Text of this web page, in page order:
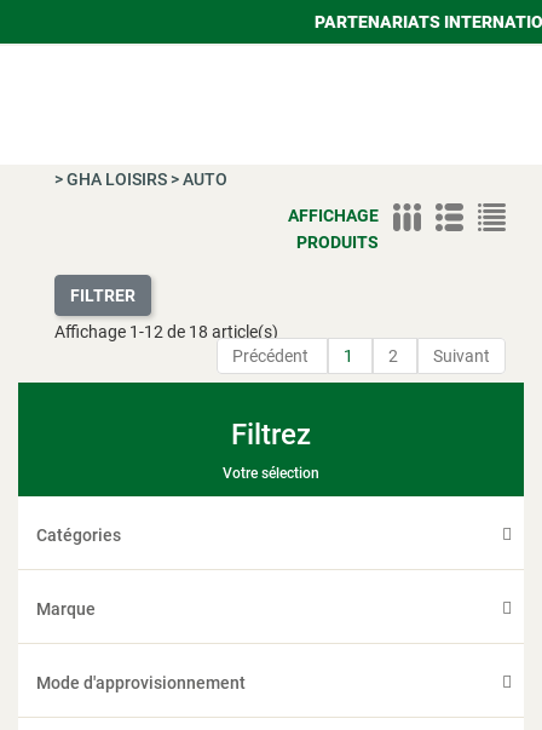
PARTENARIATS
>GHA LOISIRS>AUTO
AFFICHAGE
PRODUITS
FILTRER
Affichage 1-12 de 18 article(s)
Précédent
1 2 Suivant
Filtrez
Votre sélection
Catégories
Marque
Mode d'approvisionnement